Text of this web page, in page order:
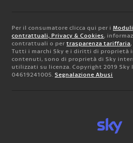
Per il consumatore clicca qui per i
contrattuali, Privacy & Cookies,
contrattuali o per trasparenza tariffaria,
Tutti i marchi Sky e i diritti di proprietà
contenuti, sono di proprietà di Sky
utilizzati su licenza. Copyright 2019 Sky
04619241005. Segnalazione Abusi